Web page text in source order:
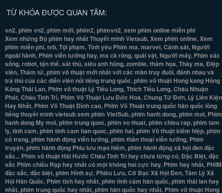
TỪ KHÓA ĐƯỢC QUAN TÂM:
vn2, phim vn2, phim mới, phim2, phimvn2, xem phim online miễn phí
Xem những Bộ phim hay nhất Thuyết minh Vietsub, Xem phim online, Xem
phim miễn phí, tvb, Tội phạm, Tình yêu Phim ma, marvel, Cảnh sát, Người
ngoài hành, Phim viễn tưởng hay, ma cà rồng, quái vật, Người máy, Phim xác
sống, robot, tận thế, sát thủ, siêu anh hùng, zombie, thảm họa, Thây ma, Điệp
viên, Thám tử, phim võ thuật mới nhất với các màn truy đuổi, đánh nhau và
trả thù của các diễn viên nổi tiếng trung quốc, phim võ thuật Hong kong Hồng
Kông Thái Lan, Phim võ thuật Lý Tiểu Long, Thích Tiểu Long, Châu Nhuận
Phát, Châu Tinh Trì, Phim Võ Thuật Lưu Đức Hoa, Chung Tử Đơn, Lý Liên Kiện
Hay Nhất, Phim Võ Thuật Đỉnh cao, Phim Võ Thuật trung quốc hàn quốc lồng
tiếng thuyết minh vietsub xem phim VietSub, phim hanh dong, phim moi, Phim
hanh dong My moi, phim trung quoc, phim vo thuat, phim chieu rap, phim tam
ly, tinh cam, phim tinh cam han quoc, phim hai, phim Võ thuật kiếm hiệp, phim
cổ trang, phim hành động viễn tưởng, phim thần thoại viễn tưởng, Phim
truyện, phim hành động Phiu lưu mạo hiểm, phim hành động xã hội đen đặc
sắc... Phim võ thuật Hài Hước Châu Tinh Trì hay chưa từng có, Đặc Biệt, đặc
sắc Phim chiếu Rạp hay nhất có một không hai cực hay. Phim hay nhất, PHIM
đặc sắc, đặc biệt, phim Hình sự, Phiêu Lưu, Cờ Bạc Xã Hội Đen, Tâm Lý Xã
Hội Hàn Quốc, Phim tlxh hay nhất, phim tình cảm hàn quốc, phim thái lan hay
nhất, phim trung quốc hay nhất, phim hàn quốc hay nhất, Phim võ thuật Hong